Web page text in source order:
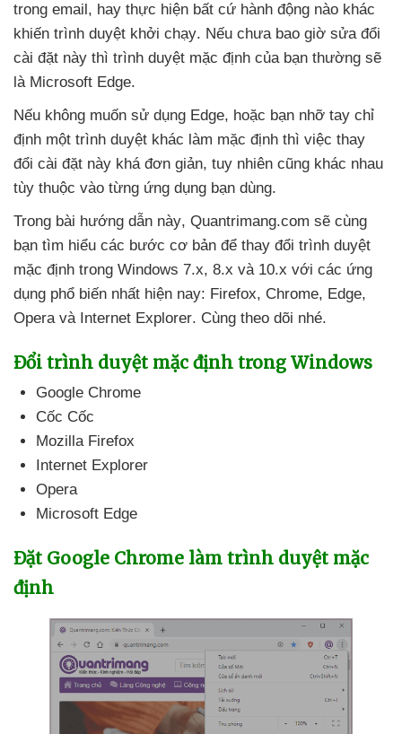
trong email, hay thực hiện bất cứ hành động nào khác
khiến trình duyệt khởi chạy. Nếu chưa bao giờ sửa đổi
cài đặt này thì trình duyệt mặc định của bạn thường sẽ
là Microsoft Edge.
Nếu không muốn sử dụng Edge, hoặc bạn nhỡ tay chỉ
định một trình duyệt khác làm mặc định thì việc thay
đổi cài đặt này khá đơn giản, tuy nhiên cũng khác nhau
tùy thuộc vào từng ứng dụng bạn dùng.
Trong bài hướng dẫn này, Quantrimang.com sẽ cùng
bạn tìm hiểu các bước cơ bản để thay đổi trình duyệt
mặc định trong Windows 7.x, 8.x và 10.x với các ứng
dụng phổ biến nhất hiện nay: Firefox, Chrome, Edge,
Opera và Internet Explorer. Cùng theo dõi nhé.
Đổi trình duyệt mặc định trong Windows
Google Chrome
Cốc Cốc
Mozilla Firefox
Internet Explorer
Opera
Microsoft Edge
Đặt Google Chrome làm trình duyệt mặc
định